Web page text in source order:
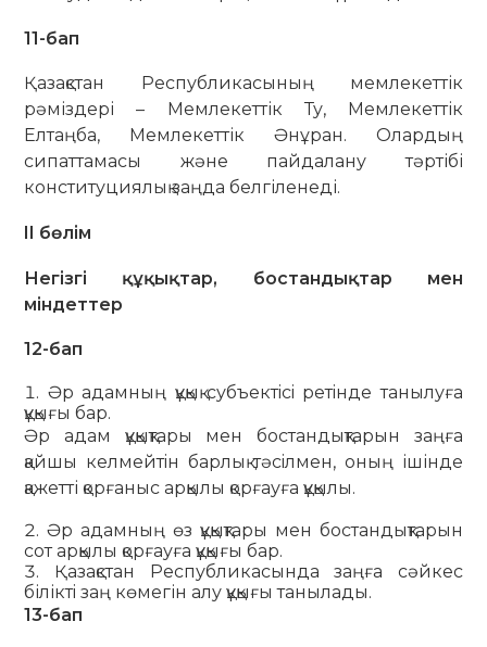
11-бап
Қазақстан Республикасының мемлекеттік
рәміздері – Мемлекеттік Ту, Мемлекеттік
Елтаңба, Мемлекеттік Әнұран. Олардың
сипаттамасы және пайдалану тәртібі
конституциялық заңда белгіленеді.
II бөлім
Негізгі құқықтар, бостандықтар мен
міндеттер
12-бап
Әр адамның құқық субъектiсi ретiнде танылуға
құқығы бар.
Әр адам құқықтары мен бостандықтарын заңға
қайшы келмейтiн барлық тәсiлмен, оның ішінде
қажетті қорғаныс арқылы қорғауға құқылы.
Әр адамның өз құқықтары мен бостандықтарын
сот арқылы қорғауға құқығы бар.
Қазақстан Республикасында заңға сәйкес
біліктi заң көмегін алу құқығы танылады.
13-бап